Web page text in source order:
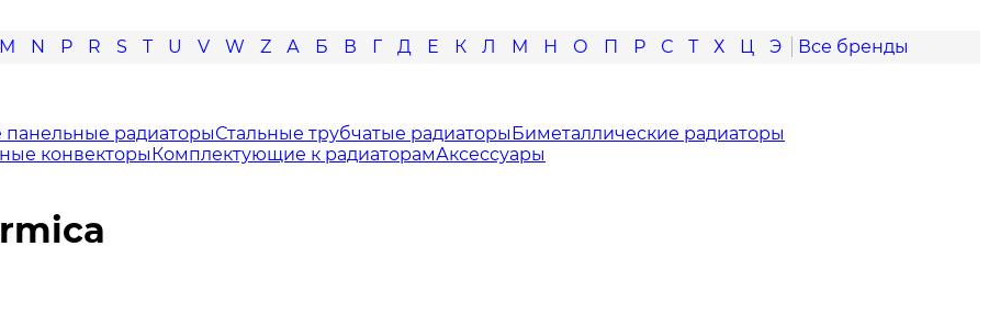
M N P R S T U V W Z А Б В Г Д Е К Л М Н О П Р С Т Х Ц Э
панельные радиаторыСтальные трубчатые радиаторыБиметаллические радиаторы
конвекторыКомплектующие к радиаторамАксессуары